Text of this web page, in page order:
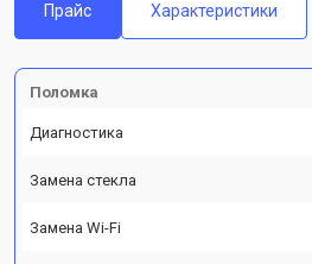
Прайс Характеристики
Поломка
Диагностика
Замена стекла
Замена Wi-Fi